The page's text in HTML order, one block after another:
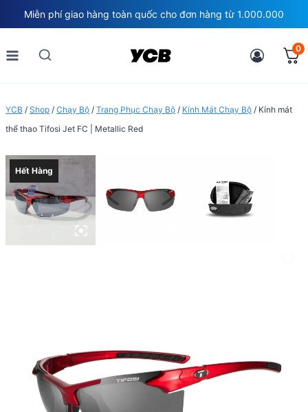
to
content
Miễn phí giao hàng toàn quốc cho đơn hàng từ 1.000.000
0
YCB / Shop / Chạy Bộ / Trang Phục Chạy Bộ / Kính Mát Chạy Bộ / Kính mát
thể thao Tifosi Jet FC | Metallic Red
Hết Hàng